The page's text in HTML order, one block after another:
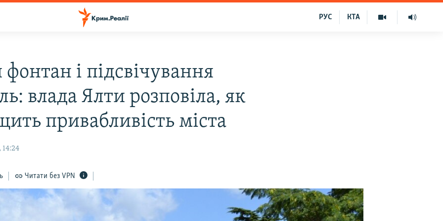
КТА
РУС
і підсвічування
влада Ялти розповіла, як
привабливість міста
14:24
Читати без VPN